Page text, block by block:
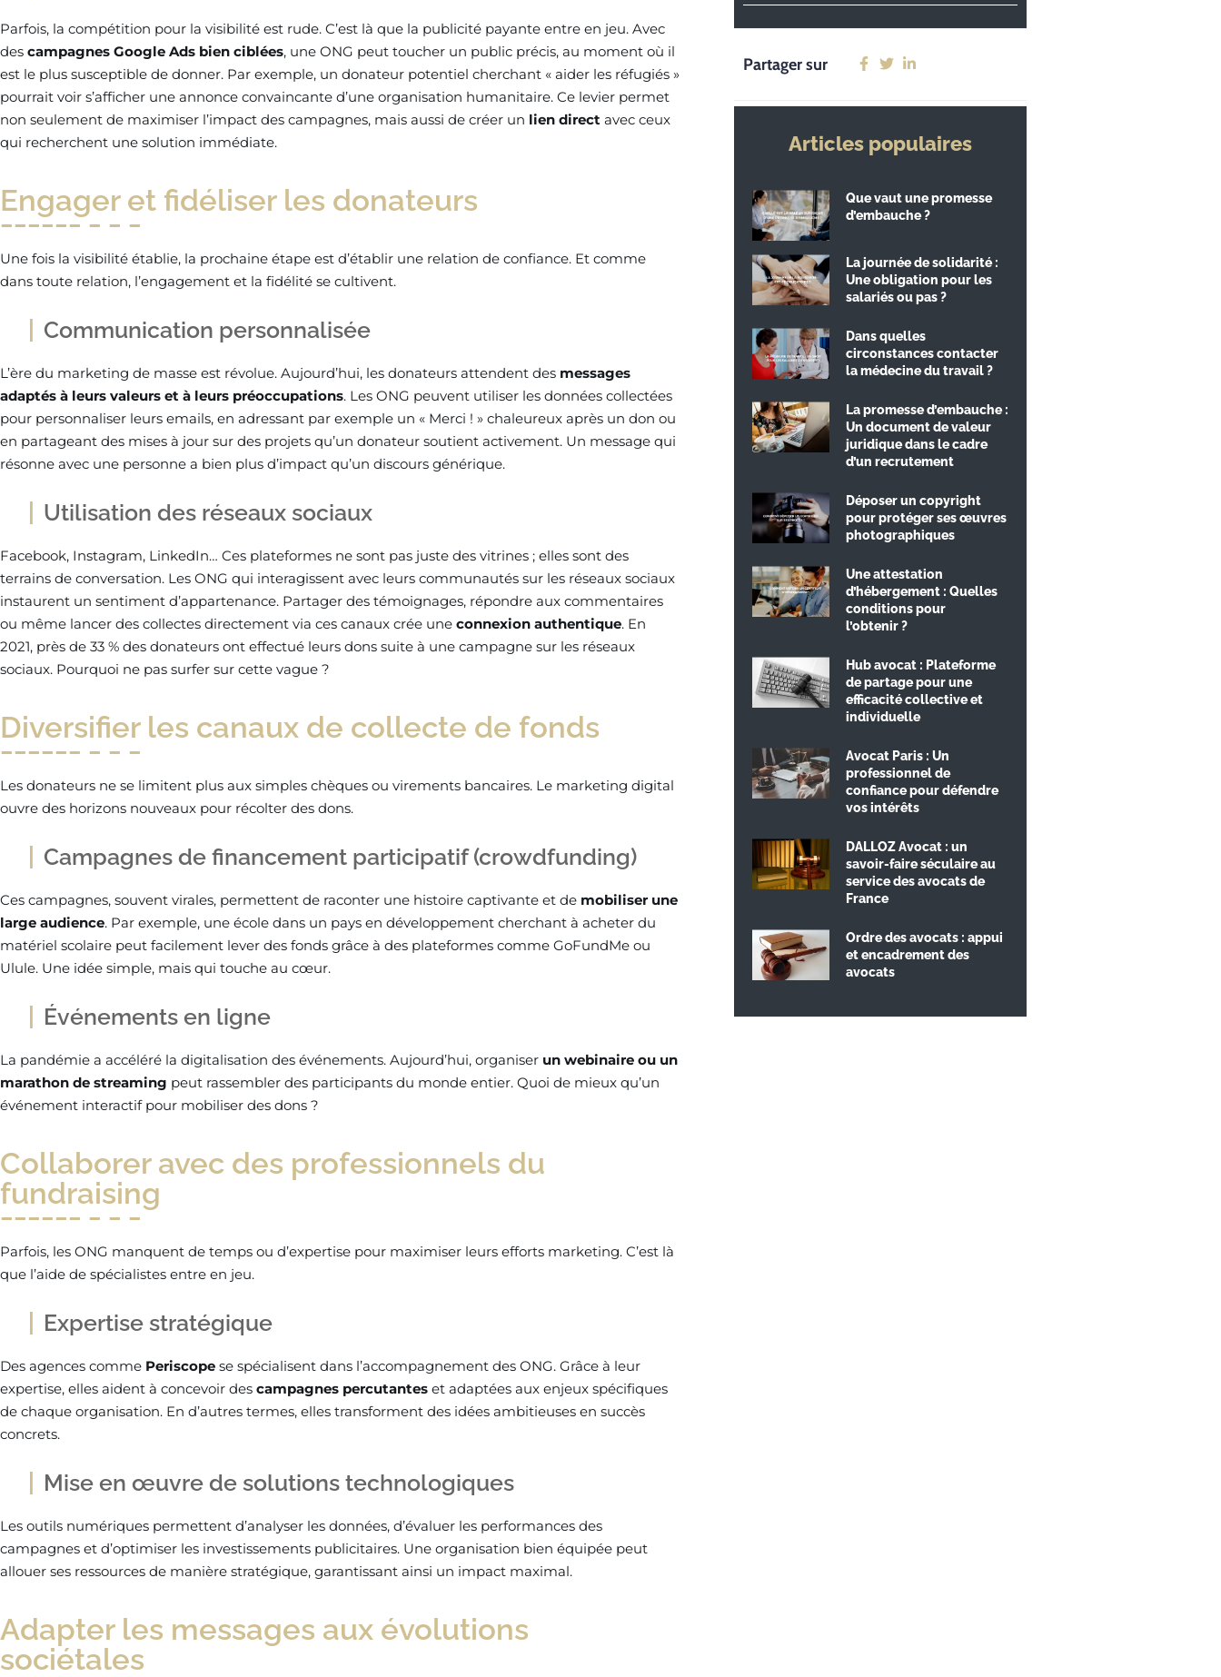
Parfois, la compétition pour la visibilité est rude. C’est là que la publicité payante entre en jeu. Avec
des campagnes Google Ads bien ciblées, une ONG peut toucher un public précis, au moment où il
est le plus susceptible de donner. Par exemple, un donateur potentiel cherchant « aider les réfugiés »
pourrait voir s’afficher une annonce convaincante d’une organisation humanitaire. Ce levier permet
non seulement de maximiser l’impact des campagnes, mais aussi de créer un lien direct avec ceux
qui recherchent une solution immédiate.
Engager et fidéliser les donateurs
Une fois la visibilité établie, la prochaine étape est d’établir une relation de confiance. Et comme
dans toute relation, l’engagement et la fidélité se cultivent.
Communication personnalisée
L’ère du marketing de masse est révolue. Aujourd’hui, les donateurs attendent des messages
adaptés à leurs valeurs et à leurs préoccupations. Les ONG peuvent utiliser les données collectées
pour personnaliser leurs emails, en adressant par exemple un « Merci ! » chaleureux après un don ou
en partageant des mises à jour sur des projets qu’un donateur soutient activement. Un message qui
résonne avec une personne a bien plus d’impact qu’un discours générique.
Utilisation des réseaux sociaux
Facebook, Instagram, LinkedIn… Ces plateformes ne sont pas juste des vitrines ; elles sont des
terrains de conversation. Les ONG qui interagissent avec leurs communautés sur les réseaux sociaux
instaurent un sentiment d’appartenance. Partager des témoignages, répondre aux commentaires
ou même lancer des collectes directement via ces canaux crée une connexion authentique. En
2021, près de 33 % des donateurs ont effectué leurs dons suite à une campagne sur les réseaux
sociaux. Pourquoi ne pas surfer sur cette vague ?
Diversifier les canaux de collecte de fonds
Les donateurs ne se limitent plus aux simples chèques ou virements bancaires. Le marketing digital
ouvre des horizons nouveaux pour récolter des dons.
Campagnes de financement participatif (crowdfunding)
Ces campagnes, souvent virales, permettent de raconter une histoire captivante et de mobiliser une
large audience. Par exemple, une école dans un pays en développement cherchant à acheter du
matériel scolaire peut facilement lever des fonds grâce à des plateformes comme GoFundMe ou
Ulule. Une idée simple, mais qui touche au cœur.
Événements en ligne
La pandémie a accéléré la digitalisation des événements. Aujourd’hui, organiser un webinaire ou un
marathon de streaming peut rassembler des participants du monde entier. Quoi de mieux qu’un
événement interactif pour mobiliser des dons ?
Collaborer avec des professionnels du
fundraising
Parfois, les ONG manquent de temps ou d’expertise pour maximiser leurs efforts marketing. C’est là
que l’aide de spécialistes entre en jeu.
Expertise stratégique
Des agences comme Periscope se spécialisent dans l’accompagnement des ONG. Grâce à leur
expertise, elles aident à concevoir des campagnes percutantes et adaptées aux enjeux spécifiques
de chaque organisation. En d’autres termes, elles transforment des idées ambitieuses en succès
concrets.
Mise en œuvre de solutions technologiques
Les outils numériques permettent d’analyser les données, d’évaluer les performances des
campagnes et d’optimiser les investissements publicitaires. Une organisation bien équipée peut
allouer ses ressources de manière stratégique, garantissant ainsi un impact maximal.
Adapter les messages aux évolutions
sociétales
Partager sur
Articles populaires
Que vaut une promesse
d’embauche ?
La journée de solidarité :
Une obligation pour les
salariés ou pas ?
Dans quelles
circonstances contacter
la médecine du travail ?
La promesse d’embauche :
Un document de valeur
juridique dans le cadre
d’un recrutement
Déposer un copyright
pour protéger ses œuvres
photographiques
Une attestation
d’hébergement : Quelles
conditions pour
l’obtenir ?
Hub avocat : Plateforme
de partage pour une
efficacité collective et
individuelle
Avocat Paris : Un
professionnel de
confiance pour défendre
vos intérêts
DALLOZ Avocat : un
savoir-faire séculaire au
service des avocats de
France
Ordre des avocats : appui
et encadrement des
avocats